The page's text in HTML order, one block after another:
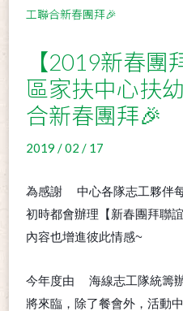
工聯合新春團拜🎉
【2019新春團
區家扶中心扶
合新春團拜🎉
2019 / 02 / 17
為感謝
中心各隊志工夥伴
初時都會辦理【新春團拜聯
內容也增進彼此情感~
今年度由 海線志工隊統籌
將來臨，除了餐會外，活動